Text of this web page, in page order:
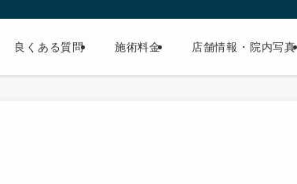
良くある質問 施術料金 店舗情報・院内写真